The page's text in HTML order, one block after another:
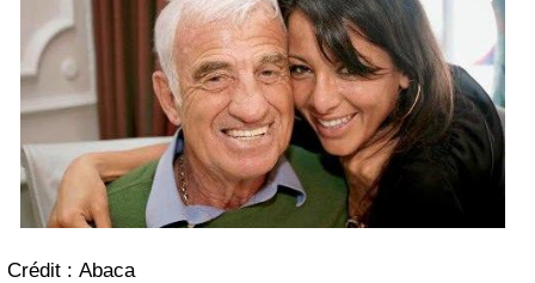
Crédit : Abaca